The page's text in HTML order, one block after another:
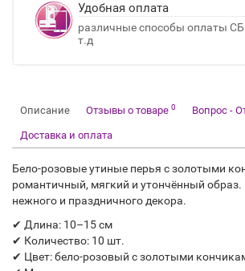
Удобная оплата
различные способы оплаты
т.д
Описание Отзывы о товаре 0 Вопрос -
Доставка и оплата
Бело-розовые утиные перья с золотыми
романтичный, мягкий и утончённый
нежного и праздничного декора.
✔ Длина: 10–15 см
✔ Количество: 10 шт.
✔ Цвет: бело-розовый с золотыми